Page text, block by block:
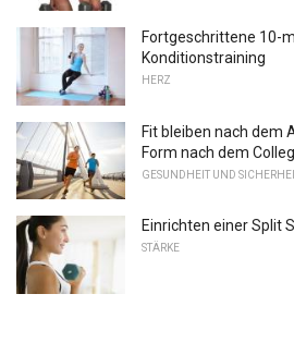
Fortgeschrittene 10-
Konditionstraining
HERZ
Fit bleiben nach dem
Form nach dem
GESUNDHEIT UND
Einrichten einer Split
STÄRKE